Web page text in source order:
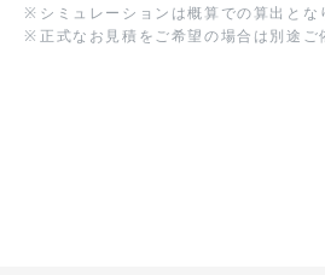
※ シミュレーションは概算での算出とな
※ 正式なお見積をご希望の場合は別途ご